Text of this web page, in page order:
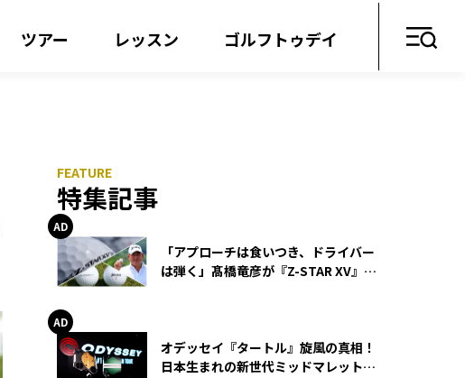
ツアー レッスン ゴルフトゥデイ
特集記事
「アプローチは食いつき、ドライバー
は弾く」髙橋竜彦が『Z-STAR XV』を
オデッセイ『タートル』旋風の真相！
日本生まれの新世代ミッドマレットが